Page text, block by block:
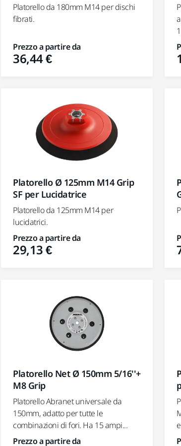
Platorello da 180mm M14 per dischi
fibrati.
Prezzo a partire da
36,44 €
Platorello Ø 125mm M14 Grip
SF per Lucidatrice
Platorello da 125mm M14 per
lucidatrici.
Prezzo a partire da
29,13 €
Platorello Net Ø 150mm 5/16''+
M8 Grip
Platorello Abranet universale da
150mm, adatto per tutte le
combinazioni di fori. Ha 15 ampi...
Prezzo a partire da